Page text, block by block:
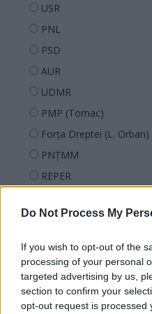
Do Not Process My
If you wish to opt-out of the
processing of your personal
targeted advertising by us,
section to confirm your
opt-out request is processed
USR
PNL
PSD
AUR
UDMR
PMP (Tomac)
Forța Dreptei (L. Orban)
PNȚMM
REPER
SOS (Șoșoacă)
PACE (Peia)
Acțiunea
PDF (Lazarus)